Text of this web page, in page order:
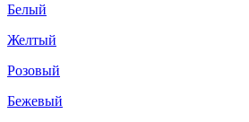
Белый
Желтый
Розовый
Бежевый